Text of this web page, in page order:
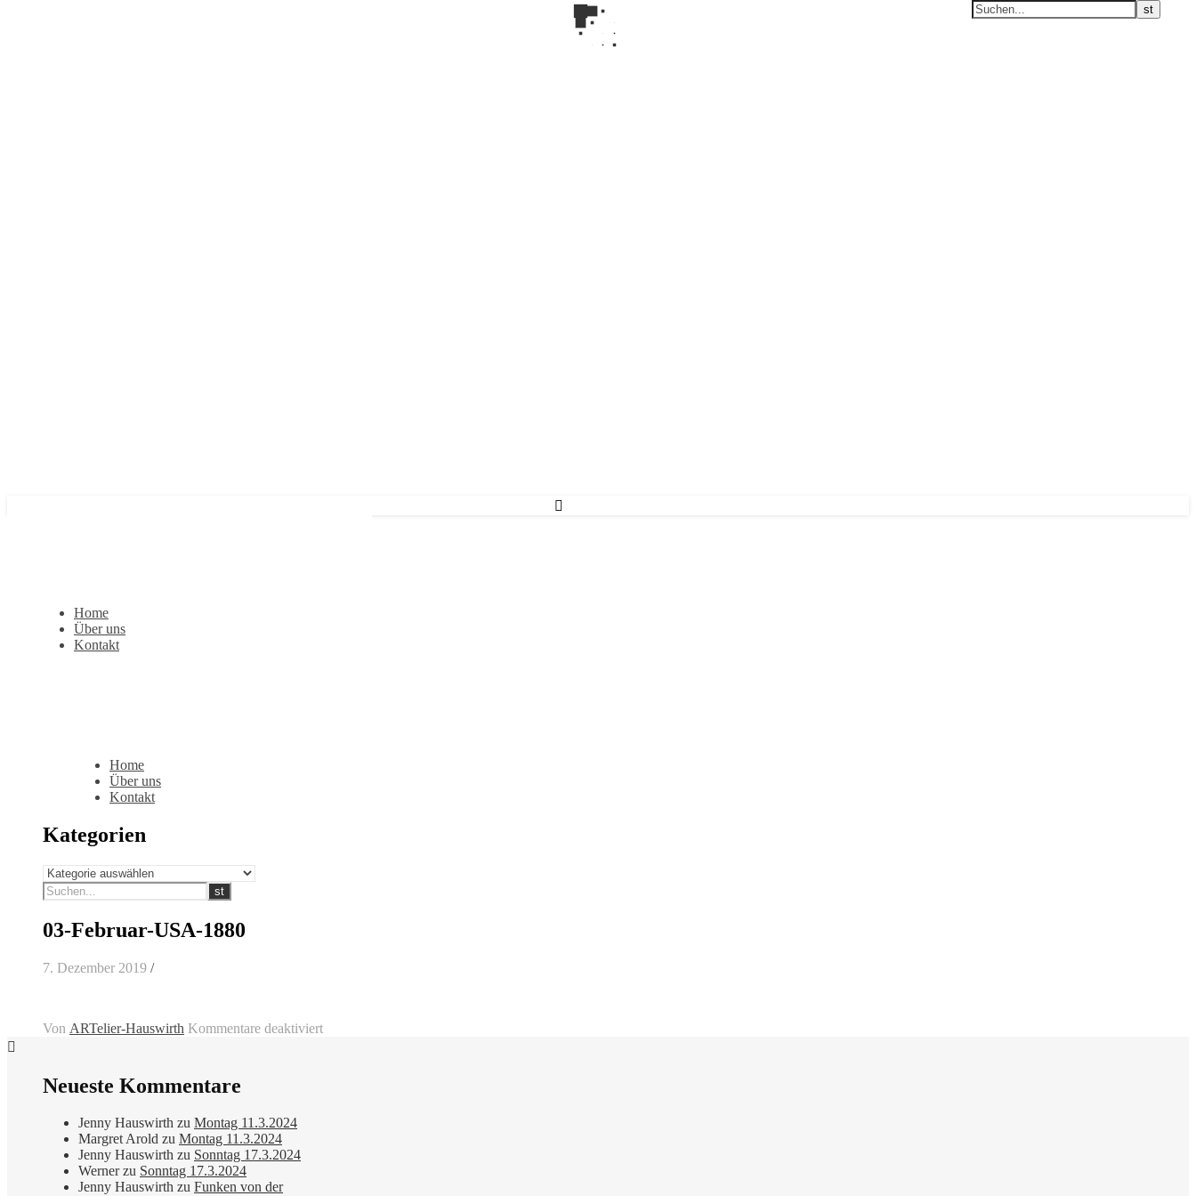
Home
Über uns
Kontakt
Home
Über uns
Kontakt
Kategorien
Kategorien
03-Februar-USA-1880
7. Dezember 2019 /
Von ARTelier-Hauswirth Kommentare deaktiviertfür
Neueste Kommentare
Jenny Hauswirth zu Montag 11.3.2024
Margret Arold zu Montag 11.3.2024
Jenny Hauswirth zu Sonntag 17.3.2024
Wernerzu Sonntag 17.3.2024
Jenny Hauswirth zu Funken von der